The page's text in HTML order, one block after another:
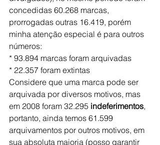
concedidas 60.268 marcas,
prorrogadas outras 16.419, porém
minha atenção especial é para outros
números:
* 93.894 marcas foram arquivadas
* 22.357 foram extintas
Considere que uma marca pode ser
arquivada por diversos motivos, mas
em 2008 foram 32.295 indeferimentos,
portanto, ainda temos 61.599
arquivamentos por outros motivos, em
sua absoluta maioria (posso garantir